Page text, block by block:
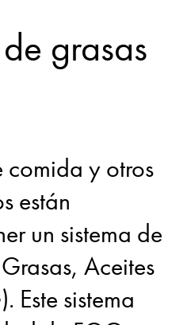
grasas
comida y otros
están
un sistema de
Aceites
Este sistema